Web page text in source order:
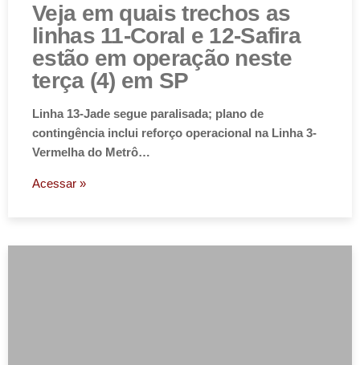
Veja em quais trechos as
linhas 11-Coral e 12-Safira
estão em operação neste
terça (4) em SP
Linha 13-Jade segue paralisada; plano de
contingência inclui reforço operacional na Linha 3-
Vermelha do Metrô…
Acessar »